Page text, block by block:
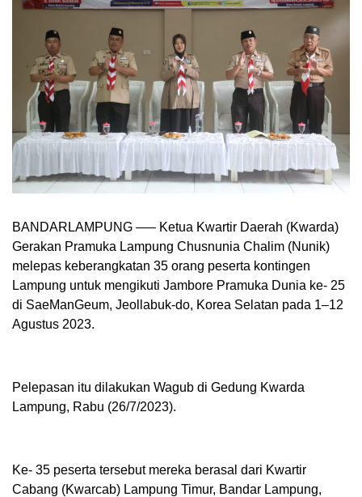
BANDARLAMPUNG —– Ketua Kwartir Daerah (Kwarda)
Gerakan Pramuka Lampung Chusnunia Chalim (Nunik)
melepas keberangkatan 35 orang peserta kontingen
Lampung untuk mengikuti Jambore Pramuka Dunia ke- 25
di SaeManGeum, Jeollabuk-do, Korea Selatan pada 1–12
Agustus 2023.
Pelepasan itu dilakukan Wagub di Gedung Kwarda
Lampung, Rabu (26/7/2023).
Ke- 35 peserta tersebut mereka berasal dari Kwartir
Cabang (Kwarcab) Lampung Timur, Bandar Lampung,